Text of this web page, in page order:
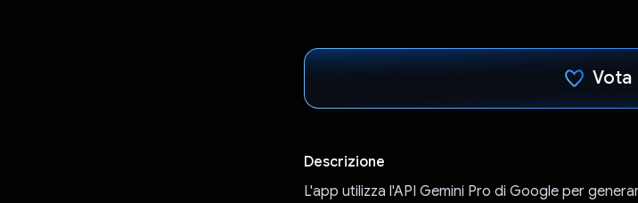
Vota
Descrizione
L'app utilizza l'API Gemini Pro di Google per